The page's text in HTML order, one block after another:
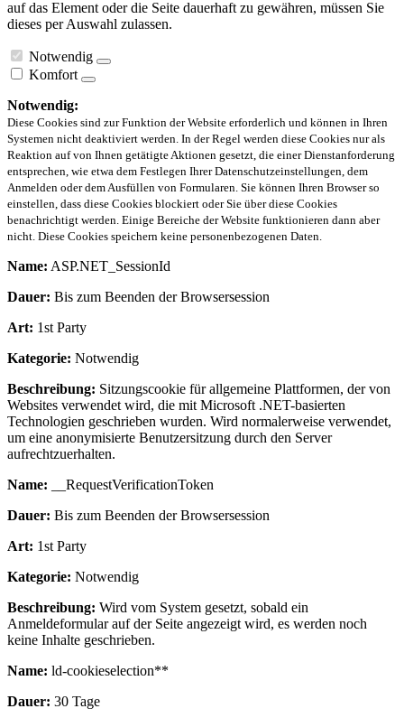
auf das Element oder die Seite dauerhaft zu gewähren, müssen Sie
dieses per Auswahl zulassen.
Notwendig
Komfort
Notwendig:
Diese Cookies sind zur Funktion der Website erforderlich und können in Ihren
Systemen nicht deaktiviert werden. In der Regel werden diese Cookies nur als
Reaktion auf von Ihnen getätigte Aktionen gesetzt, die einer Dienstanforderung
entsprechen, wie etwa dem Festlegen Ihrer Datenschutzeinstellungen, dem
Anmelden oder dem Ausfüllen von Formularen. Sie können Ihren Browser so
einstellen, dass diese Cookies blockiert oder Sie über diese Cookies
benachrichtigt werden. Einige Bereiche der Website funktionieren dann aber
nicht. Diese Cookies speichern keine personenbezogenen Daten.
Name: ASP.NET_SessionId
Dauer: Bis zum Beenden der Browsersession
Art: 1st Party
Kategorie: Notwendig
Beschreibung: Sitzungscookie für allgemeine Plattformen, der von
Websites verwendet wird, die mit Microsoft .NET-basierten
Technologien geschrieben wurden. Wird normalerweise verwendet,
um eine anonymisierte Benutzersitzung durch den Server
aufrechtzuerhalten.
Name: __RequestVerificationToken
Dauer: Bis zum Beenden der Browsersession
Art: 1st Party
Kategorie: Notwendig
Beschreibung: Wird vom System gesetzt, sobald ein
Anmeldeformular auf der Seite angezeigt wird, es werden noch
keine Inhalte geschrieben.
Name: ld-cookieselection**
Dauer: 30 Tage